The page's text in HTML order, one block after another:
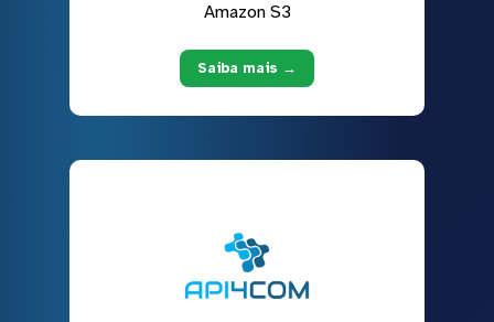
Amazon S3
Saiba mais →